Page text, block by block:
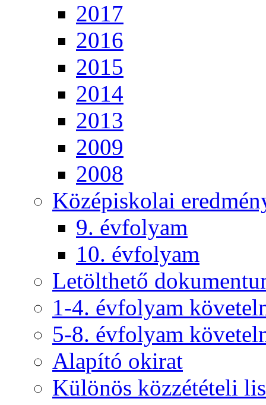
2017
2016
2015
2014
2013
2009
2008
Középiskolai
9. évfolyam
10. évfolyam
Letölthető
1-4. évfolyam
5-8. évfolyam
Alapító okirat
Különös közzétételi